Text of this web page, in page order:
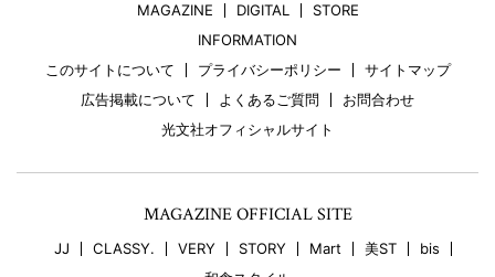
MAGAZINE DIGITAL
STORE
INFORMATION
このサイトについて
プライバシーポリシー
サイトマップ
広告掲載について
よくあるご質問
お問合わせ
光文社オフィシャルサイト
MAGAZINE OFFICIAL SITE
JJ CLASSY. VERY STORY Mart 美ST
bis